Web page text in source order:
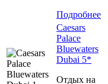
Подробнее
Caesars
Palace
Bluewaters
Dubai 5*
Отдых на